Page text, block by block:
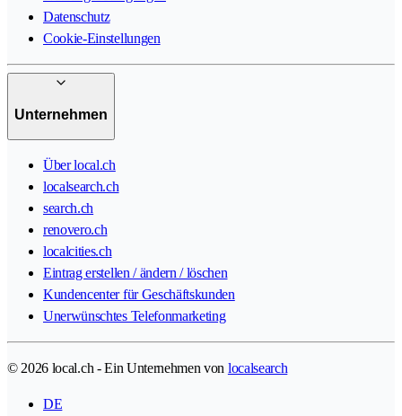
Datenschutz
Cookie-Einstellungen
Unternehmen
Über local.ch
localsearch.ch
search.ch
renovero.ch
localcities.ch
Eintrag erstellen / ändern / löschen
Kundencenter für Geschäftskunden
Unerwünschtes Telefonmarketing
© 2026 local.ch - Ein Unternehmen von localsearch
DE